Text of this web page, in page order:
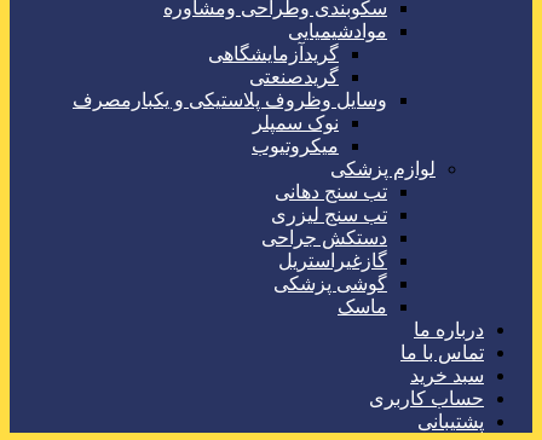
سکوبندی وطراحی ومشاوره
موادشیمیایی
گریدآزمایشگاهی
گریدصنعتی
وسایل وظروف پلاستیکی و یکبارمصرف
نوک سمپلر
میکروتیوب
لوازم پزشکی
تب سنج دهانی
تب سنج لیزری
دستکش جراحی
گازغیراستریل
گوشی پزشکی
ماسک
درباره ما
تماس با ما
سبد خرید
حساب کاربری
پشتیبانی